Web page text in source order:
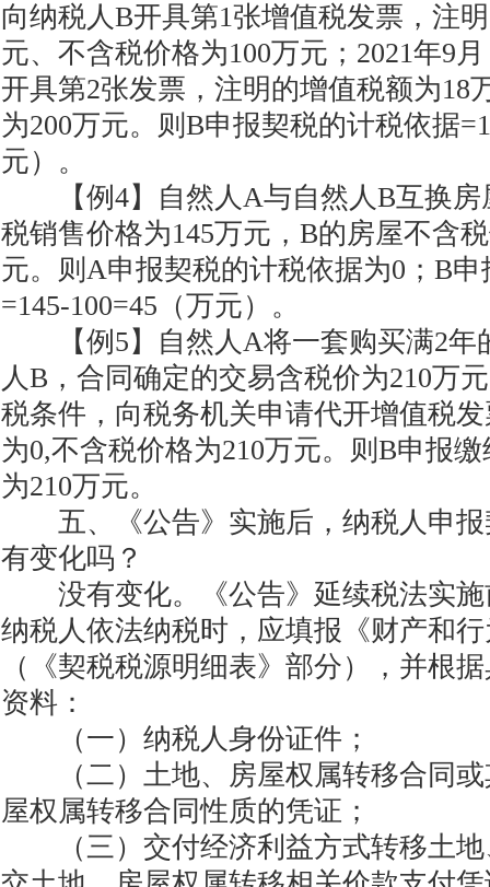
向纳税人B开具第1张增值税发票，注
元、不含税价格为100万元；2021年9
开具第2张发票，注明的增值税额为18
为200万元。则B申报契税的计税依据
元）。
【例4】自然人A与自然人B互换房
税销售价格为145万元，B的房屋不含
元。则A申报契税的计税依据为0；B
=145-100=45（万元）。
【例5】自然人A将一套购买满2年
人B，合同确定的交易含税价为210万
税条件，向税务机关申请代开增值税
为0,不含税价格为210万元。则B申报
为210万元。
五、《公告》实施后，纳税人申报
有变化吗？
没有变化。《公告》延续税法实施
纳税人依法纳税时，应填报《财产和
（《契税税源明细表》部分），并根
资料：
（一）纳税人身份证件；
（二）土地、房屋权属转移合同或
屋权属转移合同性质的凭证；
（三）交付经济利益方式转移土地